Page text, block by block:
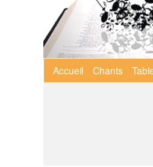
Menu
principal
Accueil Chants